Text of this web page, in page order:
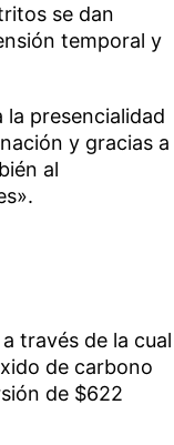
se dan
temporal y
la presencialidad
y gracias a
al
través de la cual
de carbono
de $622